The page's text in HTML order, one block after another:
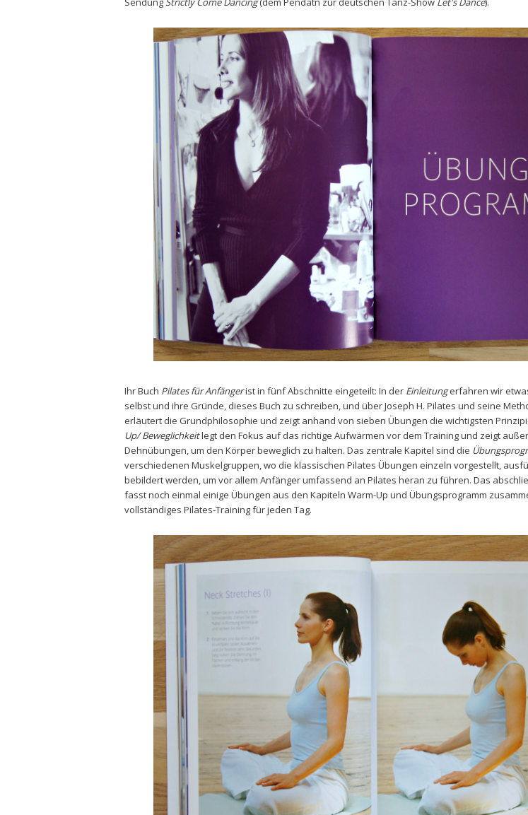
Ihr Buch Pilates für Anfängerist in fünf Abschnitte eingeteilt: In der Einleitungerfahren wir
selbst und ihre Gründe, dieses Buch zu schreiben, und über Joseph H. Pilates und seine
erläutert die Grundphilosophie und zeigt anhand von sieben Übungen die wichtigsten
Up/ Beweglichkeitlegt den Fokus auf das richtige Aufwärmen vor dem Training und zeigt
Dehnübungen, um den Körper beweglich zu halten. Das zentrale Kapitel sind die
verschiedenen Muskelgruppen, wo die klassischen Pilates Übungen einzeln vorgestellt,
bebildert werden, um vor allem Anfänger umfassend an Pilates heran zu führen. Das
fasst noch einmal einige Übungen aus den Kapiteln Warm-Up und Übungsprogramm
vollständiges Pilates-Training für jeden Tag.